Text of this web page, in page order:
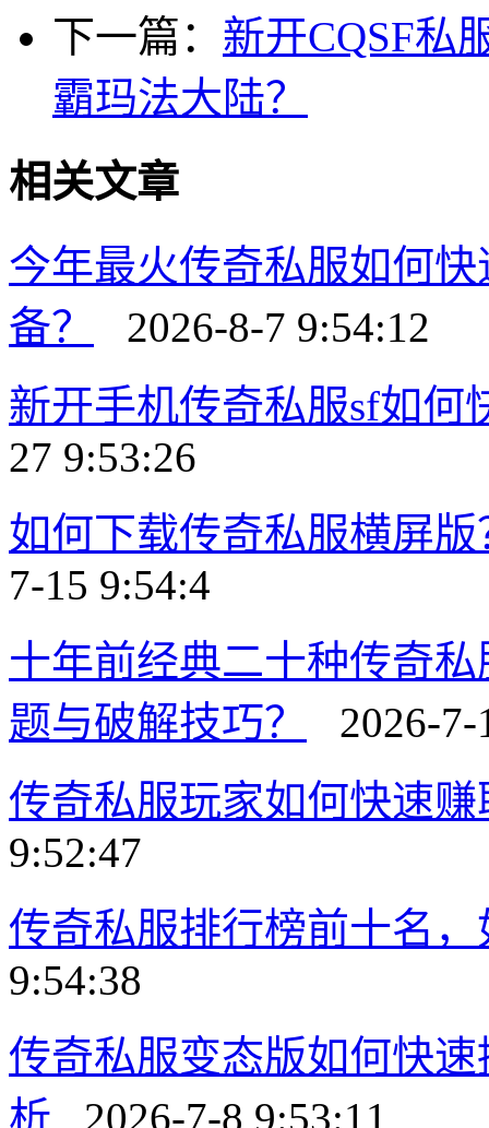
下一篇： 新开CQSF私
霸玛法大陆？
相关文章
今年最火传奇私服如何
备？
2026-8-7 9:54:12
新开手机传奇私服sf如何
27 9:53:26
如何下载传奇私服横屏
7-15 9:54:4
十年前经典二十种传奇
题与破解技巧？
2026-7-
传奇私服玩家如何快速
9:52:47
传奇私服排行榜前十名
9:54:38
传奇私服变态版如何快
析 2026-7-8 9:53:11